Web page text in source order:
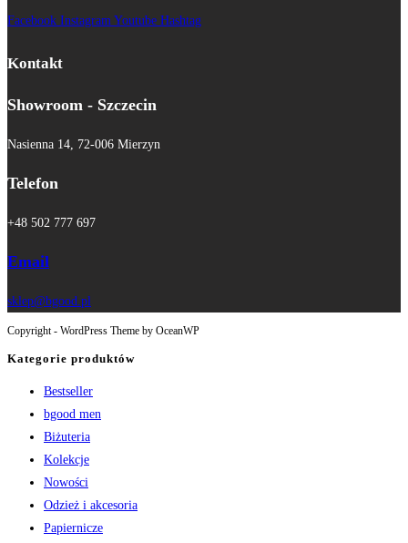
Facebook Instagram Youtube Hashtag
Kontakt
Showroom - Szczecin
Nasienna 14, 72-006 Mierzyn
Telefon
+48 502 777 697
Email
sklep@bgood.pl
Copyright - WordPress Theme by OceanWP
Kategorie produktów
Bestseller
bgood men
Biżuteria
Kolekcje
Nowości
Odzież i akcesoria
Papiernicze